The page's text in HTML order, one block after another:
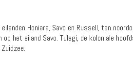
Honiara, Savo en Russell, ten
het eiland Savo. Tulagi, de koloniale